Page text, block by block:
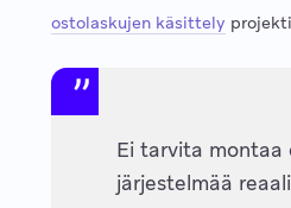
ostolaskujen käsittely
Ei tarvita montaa
järjestelmää